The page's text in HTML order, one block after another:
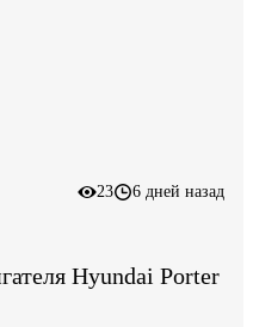
23 6 дней назад
Hyundai Porter